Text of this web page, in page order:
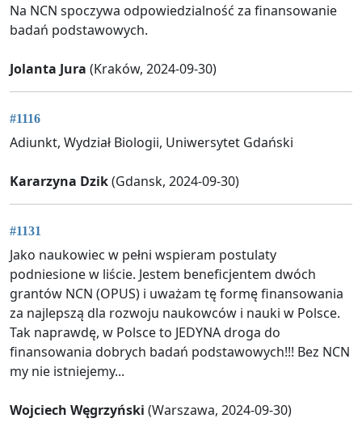
Na NCN spoczywa odpowiedzialność za finansowanie
badań podstawowych.
Jolanta Jura (Kraków, 2024-09-30)
#1116
Adiunkt, Wydział Biologii, Uniwersytet Gdański
Kararzyna Dzik(Gdansk, 2024-09-30)
#1131
Jako naukowiec w pełni wspieram postulaty
podniesione w liście. Jestem beneficjentem dwóch
grantów NCN (OPUS) i uważam tę formę finansowania
za najlepszą dla rozwoju naukowców i nauki w Polsce.
Tak naprawdę, w Polsce to JEDYNA droga do
finansowania dobrych badań podstawowych!!! Bez NCN
my nie istniejemy...
Wojciech Węgrzyński (Warszawa, 2024-09-30)